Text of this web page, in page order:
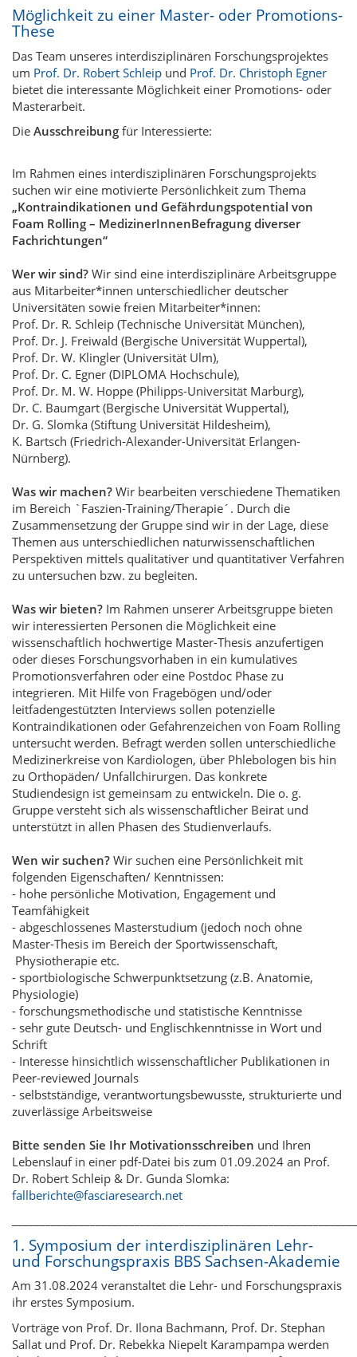
Möglichkeit zu einer Master- oder Promotions-
These
Das Team unseres interdisziplinären Forschungsprojektes
um Prof. Dr. Robert Schleip und Prof. Dr. Christoph Egner
bietet die interessante Möglichkeit einer Promotions- oder
Masterarbeit.
Die Ausschreibung für Interessierte:
Im Rahmen eines interdisziplinären Forschungsprojekts
suchen wir eine motivierte Persönlichkeit zum Thema
„Kontraindikationen und Gefährdungspotential von
Foam Rolling – MedizinerInnenBefragung diverser
Fachrichtungen“
Wer wir sind? Wir sind eine interdisziplinäre Arbeitsgruppe
aus Mitarbeiter*innen unterschiedlicher deutscher
Universitäten sowie freien Mitarbeiter*innen:
Prof. Dr. R. Schleip (Technische Universität München),
Prof. Dr. J. Freiwald (Bergische Universität Wuppertal),
Prof. Dr. W. Klingler (Universität Ulm),
Prof. Dr. C. Egner (DIPLOMA Hochschule),
Prof. Dr. M. W. Hoppe (Philipps-Universität Marburg),
Dr. C. Baumgart (Bergische Universität Wuppertal),
Dr. G. Slomka (Stiftung Universität Hildesheim),
K. Bartsch (Friedrich-Alexander-Universität Erlangen-
Nürnberg).
Was wir machen? Wir bearbeiten verschiedene Thematiken
im Bereich `Faszien-Training/Therapie´. Durch die
Zusammensetzung der Gruppe sind wir in der Lage, diese
Themen aus unterschiedlichen naturwissenschaftlichen
Perspektiven mittels qualitativer und quantitativer Verfahren
zu untersuchen bzw. zu begleiten.
Was wir bieten? Im Rahmen unserer Arbeitsgruppe bieten
wir interessierten Personen die Möglichkeit eine
wissenschaftlich hochwertige Master-Thesis anzufertigen
oder dieses Forschungsvorhaben in ein kumulatives
Promotionsverfahren oder eine Postdoc Phase zu
integrieren. Mit Hilfe von Fragebögen und/oder
leitfadengestützten Interviews sollen potenzielle
Kontraindikationen oder Gefahrenzeichen von Foam Rolling
untersucht werden. Befragt werden sollen unterschiedliche
Medizinerkreise von Kardiologen, über Phlebologen bis hin
zu Orthopäden/ Unfallchirurgen. Das konkrete
Studiendesign ist gemeinsam zu entwickeln. Die o. g.
Gruppe versteht sich als wissenschaftlicher Beirat und
unterstützt in allen Phasen des Studienverlaufs.
Wen wir suchen? Wir suchen eine Persönlichkeit mit
folgenden Eigenschaften/ Kenntnissen:
- hohe persönliche Motivation, Engagement und
Teamfähigkeit
- abgeschlossenes Masterstudium (jedoch noch ohne
Master-Thesis im Bereich der Sportwissenschaft,
Physiotherapie etc.
- sportbiologische Schwerpunktsetzung (z.B. Anatomie,
Physiologie)
- forschungsmethodische und statistische Kenntnisse
- sehr gute Deutsch- und Englischkenntnisse in Wort und
Schrift
- Interesse hinsichtlich wissenschaftlicher Publikationen in
Peer-reviewed Journals
- selbstständige, verantwortungsbewusste, strukturierte und
zuverlässige Arbeitsweise
Bitte senden Sie Ihr Motivationsschreiben und Ihren
Lebenslauf in einer pdf-Datei bis zum 01.09.2024 an Prof.
Dr. Robert Schleip & Dr. Gunda Slomka:
fallberichte@fasciaresearch.net
1. Symposium der interdisziplinären Lehr-
und Forschungspraxis BBS Sachsen-Akademie
Am 31.08.2024 veranstaltet die Lehr- und Forschungspraxis
ihr erstes Symposium.
Vorträge von Prof. Dr. Ilona Bachmann, Prof. Dr. Stephan
Sallat und Prof. Dr. Rebekka Niepelt Karampampa werden